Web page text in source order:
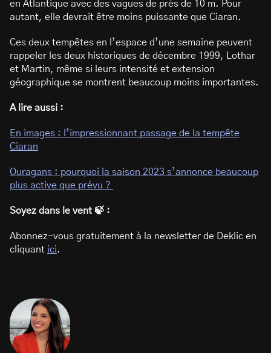
en Atlantique avec des vagues de près de 10 m. Pour
autant, elle devrait être moins puissante que Ciaran.
Ces deux tempêtes en l’espace d’une semaine peuvent
rappeler les deux historiques de décembre 1999, Lothar
et Martin, même si leurs intensité et extension
géographique se montrent beaucoup moins importantes.
A lire aussi :
En images : l’impressionnant passage de la tempête
Ciaran
Ouragans : pourquoi la saison 2023 s’annonce beaucoup
plus active que prévu ?
Soyez dans le vent 🍃 :
Abonnez-vous gratuitement à la newsletter de Deklic en
cliquant ici.